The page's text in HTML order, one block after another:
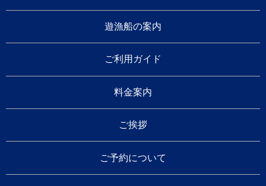
遊漁船の案内
ご利用ガイド
料金案内
ご挨拶
ご予約について